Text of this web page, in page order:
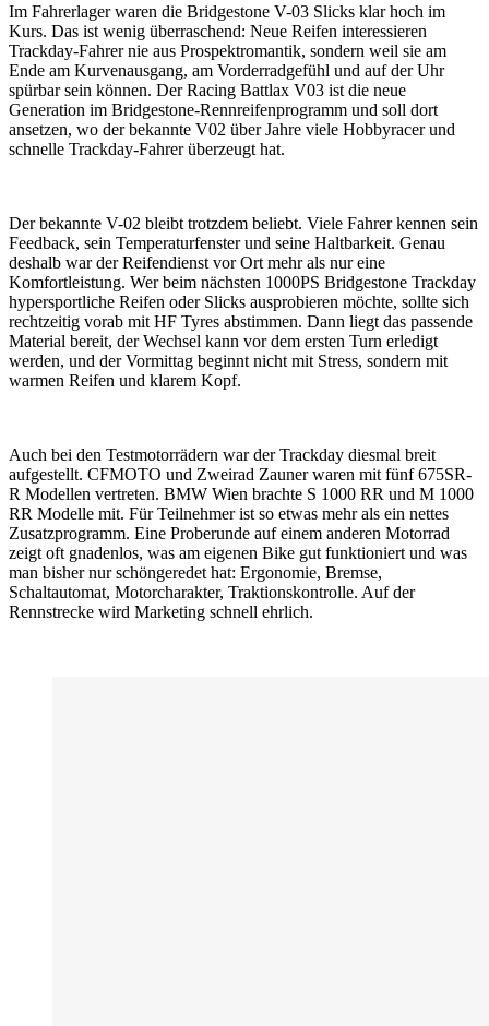
Im Fahrerlager waren die Bridgestone V-03 Slicks klar hoch im
Kurs. Das ist wenig überraschend: Neue Reifen interessieren
Trackday-Fahrer nie aus Prospektromantik, sondern weil sie am
Ende am Kurvenausgang, am Vorderradgefühl und auf der Uhr
spürbar sein können. Der Racing Battlax V03 ist die neue
Generation im Bridgestone-Rennreifenprogramm und soll dort
ansetzen, wo der bekannte V02 über Jahre viele Hobbyracer und
schnelle Trackday-Fahrer überzeugt hat.
Der bekannte V-02 bleibt trotzdem beliebt. Viele Fahrer kennen sein
Feedback, sein Temperaturfenster und seine Haltbarkeit. Genau
deshalb war der Reifendienst vor Ort mehr als nur eine
Komfortleistung. Wer beim nächsten 1000PS Bridgestone Trackday
hypersportliche Reifen oder Slicks ausprobieren möchte, sollte sich
rechtzeitig vorab mit HF Tyres abstimmen. Dann liegt das passende
Material bereit, der Wechsel kann vor dem ersten Turn erledigt
werden, und der Vormittag beginnt nicht mit Stress, sondern mit
warmen Reifen und klarem Kopf.
Auch bei den Testmotorrädern war der Trackday diesmal breit
aufgestellt. CFMOTO und Zweirad Zauner waren mit fünf 675SR-
R Modellen vertreten. BMW Wien brachte S 1000 RR und M 1000
RR Modelle mit. Für Teilnehmer ist so etwas mehr als ein nettes
Zusatzprogramm. Eine Proberunde auf einem anderen Motorrad
zeigt oft gnadenlos, was am eigenen Bike gut funktioniert und was
man bisher nur schöngeredet hat: Ergonomie, Bremse,
Schaltautomat, Motorcharakter, Traktionskontrolle. Auf der
Rennstrecke wird Marketing schnell ehrlich.